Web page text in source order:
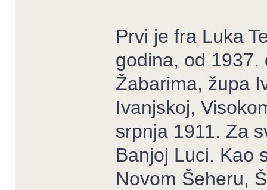
Prvi je fra Luka
godina, od 1937.
Žabarima, župa
Ivanjskoj,
srpnja 1911. Za
Banjoj Luci. Kao
Novom Šeheru,